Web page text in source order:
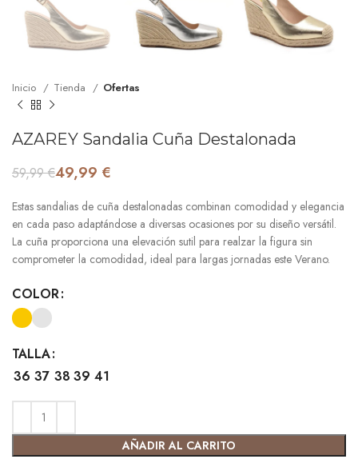
Inicio Tienda Ofertas
AZAREY Sandalia Cuña Destalonada
59,99€49,99 €
Estas sandalias de cuña destalonadas combinan comodidad y elegancia
en cada paso adaptándose a diversas ocasiones por su diseño versátil.
La cuña proporciona una elevación sutil para realzar la figura sin
comprometer la comodidad, ideal para largas jornadas este Verano.
COLOR
TALLA
36 37 38 39 41
AÑADIR AL CARRITO